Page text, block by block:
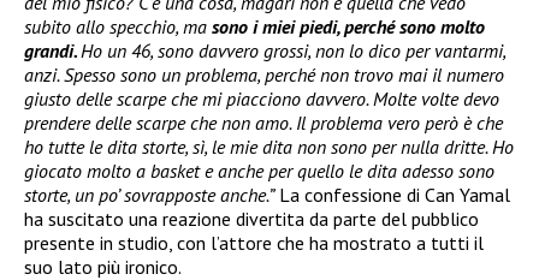
subito allo specchio, ma sono i miei piedi, perché sono molto
grandi. Ho un 46, sono davvero grossi, non lo dico per vantarmi,
anzi. Spesso sono un problema, perché non trovo mai il numero
giusto delle scarpe che mi piacciono davvero. Molte volte devo
prendere delle scarpe che non amo. Il problema vero però è che
ho tutte le dita storte, sì, le mie dita non sono per nulla dritte. Ho
giocato molto a basket e anche per quello le dita adesso sono
storte, un po’ sovrapposte anche.”La confessione di Can Yamal
ha suscitato una reazione divertita da parte del pubblico
presente in studio, con l’attore che ha mostrato a tutti il
suo lato più ironico.